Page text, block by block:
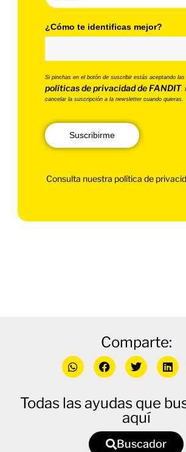
¿Cómo te identificas mejor?
Si pinchas en el botón de suscribir estás aceptando las
políticas de privacidad de FANDIT.
cancelar la suscripción a la newsletter cuando quieras.
Suscribirme
Consulta nuestra política de
Comparte:
Todas las ayudas que
aquí
Buscador